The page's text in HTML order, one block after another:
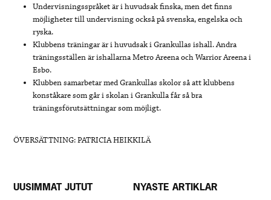
Undervisningsspråket är i huvudsak finska, men det finns
möjligheter till undervisning också på svenska, engelska och
ryska.
Klubbens träningar är i huvudsak i Grankullas ishall. Andra
träningsställen är ishallarna Metro Areena och Warrior Areena i
Esbo.
Klubben samarbetar med Grankullas skolor så att klubbens
konståkare som går i skolan i Grankulla får så bra
träningsförutsättningar som möjligt.
ÖVERSÄTTNING: PATRICIA HEIKKILÄ
UUSIMMAT JUTUT NYASTE ARTIKLAR